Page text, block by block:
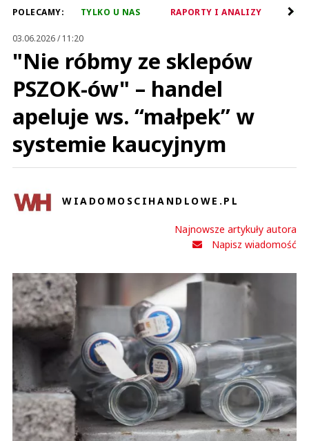
POLECAMY: TYLKO U NAS RAPORTY I ANALIZY
03.06.2026 / 11:20
"Nie róbmy ze sklepów
PSZOK-ów" – handel
apeluje ws. “małpek” w
systemie kaucyjnym
WIADOMOSCIHANDLOWE.PL
Najnowsze artykuły autora
Napisz wiadomość